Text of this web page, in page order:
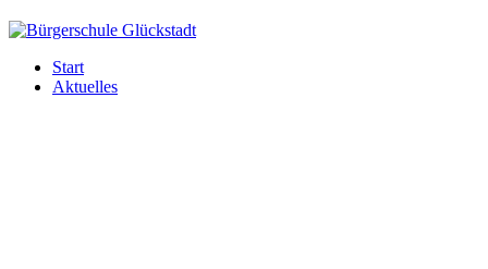
Start
Aktuelles